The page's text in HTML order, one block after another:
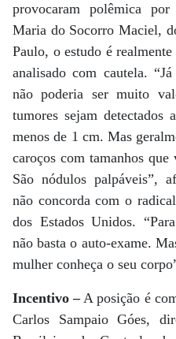
provocaram polêmica
Maria do Socorro Maciel,
Paulo, o estudo é
analisado com cautela.
não poderia ser muito
tumores sejam detectados
menos de 1 cm. Mas
caroços com tamanhos
São nódulos palpáveis”,
não concorda com o
dos Estados Unidos.
não basta o auto-exame.
mulher conheça o seu
Incentivo –A posição é
Carlos Sampaio Góes,